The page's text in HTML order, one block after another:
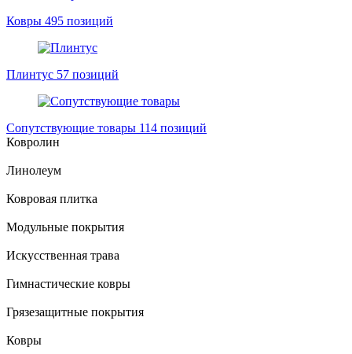
Ковры 495 позиций
Плинтус 57 позиций
Сопутствующие товары 114 позиций
Ковролин
Линолеум
Ковровая плитка
Модульные покрытия
Искусственная трава
Гимнастические ковры
Грязезащитные покрытия
Ковры